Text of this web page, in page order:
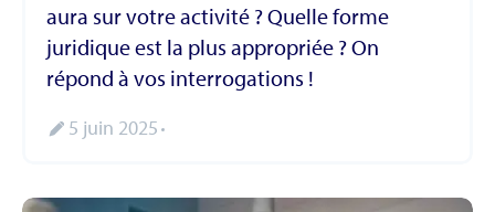
aura sur votre activité ? Quelle forme
juridique est la plus appropriée ? On
répond à vos interrogations !
5 juin 2025